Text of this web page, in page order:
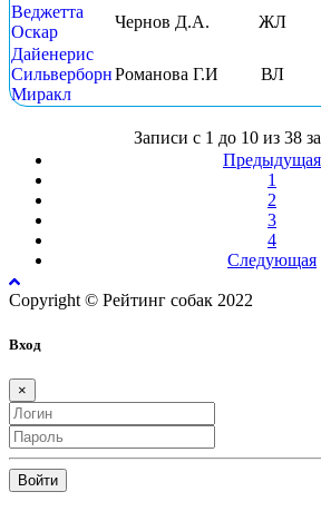
Веджетта
Оскар
Чернов Д.А. ЖЛ
Дайенерис
Сильверборн
Миракл
Романова Г.И ВЛ
Записи с 1 до 10 из 38
Предыдущая
1
2
3
4
Следующая
Copyright © Рейтинг собак 2022
Вход
×
Войти